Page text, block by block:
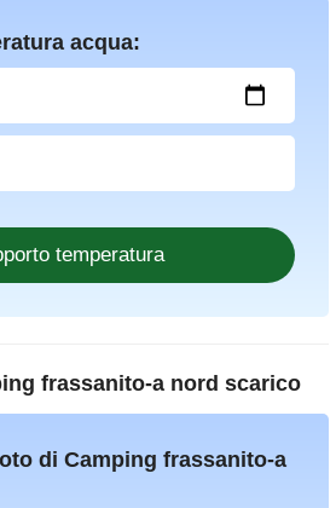
acqua:
frassanito-a nord scarico
di Camping frassanito-a